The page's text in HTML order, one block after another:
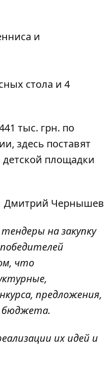
и
стола и 4
тыс. грн. по
здесь поставят
детской площадки
Дмитрий Чернышев
на закупку
что
предложения,
бюджета.
их идей и